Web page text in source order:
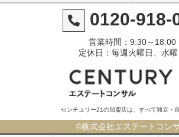
0120-918-
営業時間：9:30～18:00
定休日：毎週火曜日、水曜
センチュリー21の加盟店は、すべて独立・自
©株式会社エステートコン